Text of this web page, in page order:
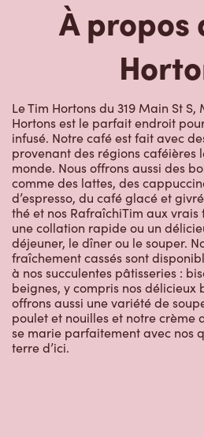
Le Tim Hortons du 319 Main St S,
Hortons est le parfait endroit
infusé. Notre café est fait avec
monde. Nous offrons aussi des
comme des lattes, des
d’espresso, du café glacé et
thé et nos RafraîchiTim aux vrais
une collation rapide ou un
déjeuner, le dîner ou le souper.
fraîchement cassés sont
à nos succulentes pâtisseries :
beignes, y compris nos délicieux
offrons aussi une variété de
poulet et nouilles et notre crème
se marie parfaitement avec nos
terre d’ici.